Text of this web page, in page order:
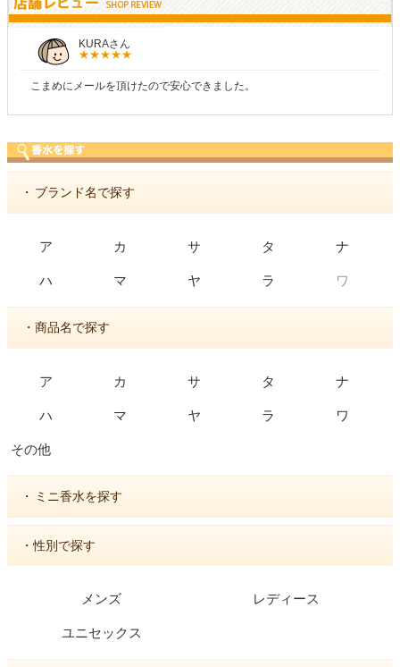
KURAさん
こまめにメールを頂けたので安心できました。
・ ブランド名で探す
ア カ サ タ ナ
ハ マ ヤ ラ ワ
・商品名で探す
ア カ サ タ ナ
ハ マ ヤ ラ ワ
その他
・ ミニ香水を探す
・性別で探す
メンズ レディース
ユニセックス